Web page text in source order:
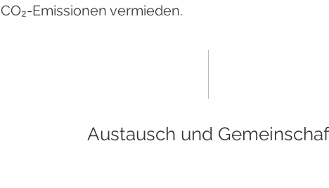
CO₂-Emissionen vermieden.
Austausch und